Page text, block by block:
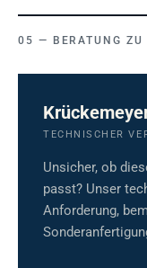
BERATUNG
TECHNISCHER
Unsicher, ob
passt? Unser
Anforderung,